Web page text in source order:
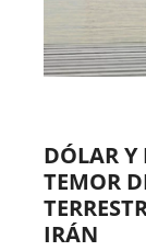
DÓLAR Y
TEMOR
IRÁN